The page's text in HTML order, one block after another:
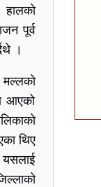
पूर्व
।
मल्लको
आएको
थिए
यसलाई